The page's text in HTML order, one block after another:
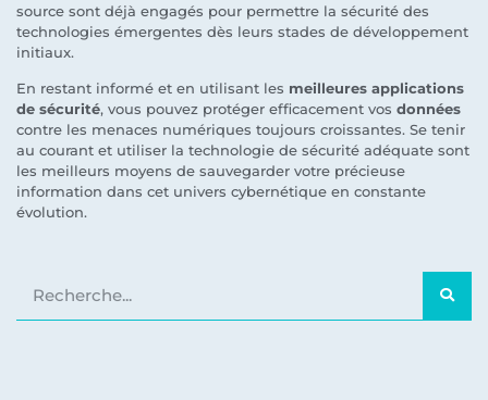
source sont déjà engagés pour permettre la sécurité des
technologies émergentes dès leurs stades de développement
initiaux.
En restant informé et en utilisant les meilleures applications
de sécurité, vous pouvez protéger efficacement vos données
contre les menaces numériques toujours croissantes. Se tenir
au courant et utiliser la technologie de sécurité adéquate sont
les meilleurs moyens de sauvegarder votre précieuse
information dans cet univers cybernétique en constante
évolution.